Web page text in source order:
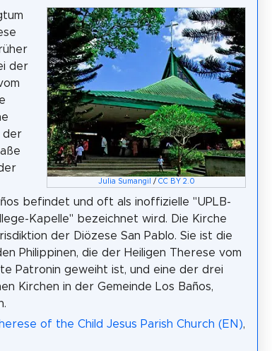
Julia Sumangil / CC BY 2.0
der
der
befindet und oft als inoffizielle "UPLB-
Kapelle" bezeichnet wird. Die Kirche
der Diözese San Pablo. Sie ist die
Philippinen, die der Heiligen Therese vom
Patronin geweiht ist, und eine der drei
Kirchen in der Gemeinde Los Baños,
of the Child Jesus Parish Church (EN),